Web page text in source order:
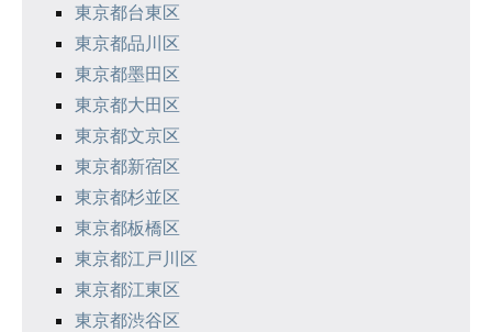
東京都台東区
東京都品川区
東京都墨田区
東京都大田区
東京都文京区
東京都新宿区
東京都杉並区
東京都板橋区
東京都江戸川区
東京都江東区
東京都渋谷区